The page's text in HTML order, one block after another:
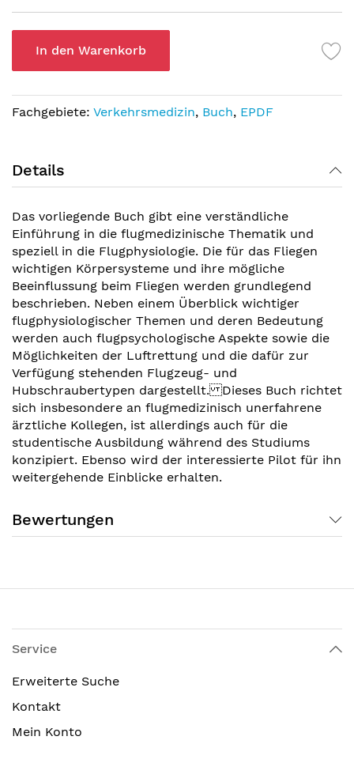
In den Warenkorb
Fachgebiete: Verkehrsmedizin, Buch, EPDF
Details
Das vorliegende Buch gibt eine verständliche
Einführung in die flugmedizinische Thematik und
speziell in die Flugphysiologie. Die für das Fliegen
wichtigen Körpersysteme und ihre mögliche
Beeinflussung beim Fliegen werden grundlegend
beschrieben. Neben einem Überblick wichtiger
flugphysiologischer Themen und deren Bedeutung
werden auch flugpsychologische Aspekte sowie die
Möglichkeiten der Luftrettung und die dafür zur
Verfügung stehenden Flugzeug- und
Hubschraubertypen dargestellt. Dieses Buch richtet
sich insbesondere an flugmedizinisch unerfahrene
ärztliche Kollegen, ist allerdings auch für die
studentische Ausbildung während des Studiums
konzipiert. Ebenso wird der interessierte Pilot für ihn
weitergehende Einblicke erhalten.
Bewertungen
Service
Erweiterte Suche
Kontakt
Mein Konto